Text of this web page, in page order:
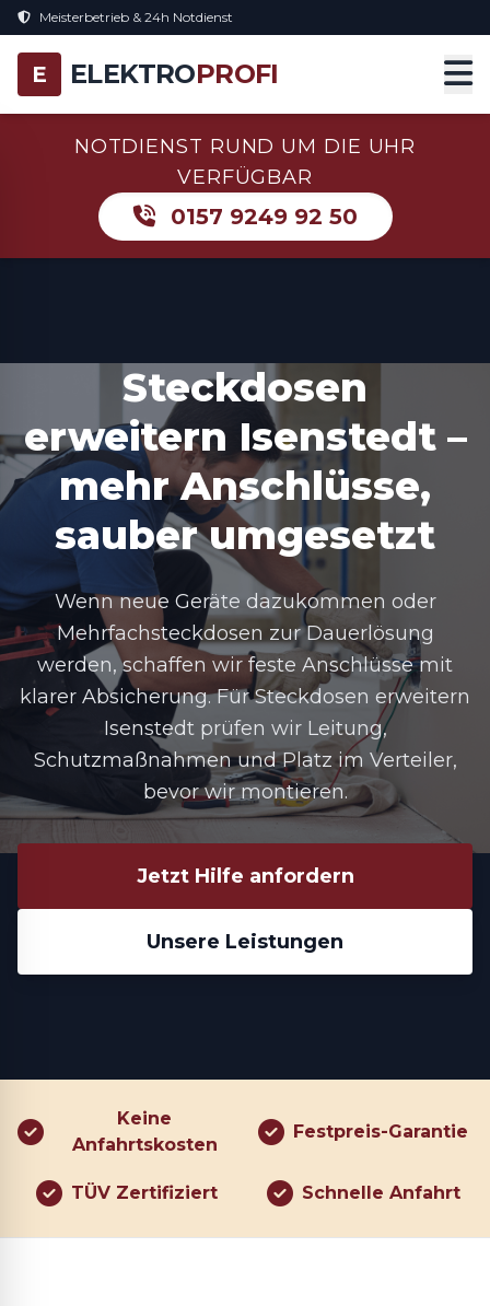
Meisterbetrieb & 24h Notdienst
E ELEKTROPROFI
NOTDIENST RUND UM DIE UHR
VERFÜGBAR
0157 9249 92 50
Steckdosen
erweitern Isenstedt –
mehr Anschlüsse,
sauber umgesetzt
Wenn neue Geräte dazukommen oder
Mehrfachsteckdosen zur Dauerlösung
werden, schaffen wir feste Anschlüsse mit
klarer Absicherung. FürSteckdosen erweitern
Isenstedtprüfen wir Leitung,
Schutzmaßnahmen und Platz im Verteiler,
bevor wir montieren.
Jetzt Hilfe anfordern
Unsere Leistungen
Keine
Anfahrtskosten
Festpreis-Garantie
TÜV Zertifiziert Schnelle Anfahrt